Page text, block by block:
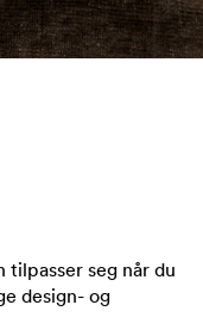
tilpasser seg når du
design- og